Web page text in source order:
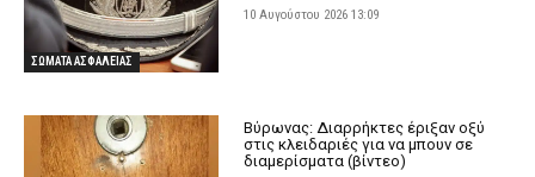
ΣΩΜΑΤΑ ΑΣΦΑΛΕΙΑΣ
10 Αυγούστου 2026 13:09
Βύρωνας: Διαρρήκτες έριξαν οξύ
στις κλειδαριές για να μπουν σε
διαμερίσματα (βίντεο)